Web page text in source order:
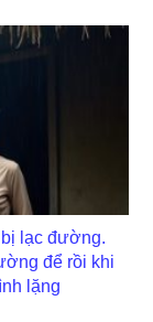
lạc đường.
để rồi khi
lặng